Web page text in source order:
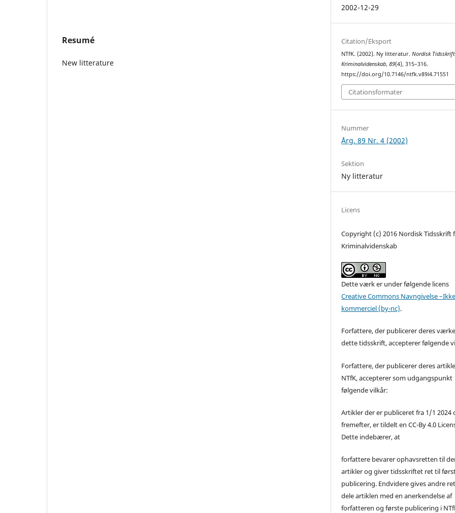
Resumé
New litterature
2002-12-29
Citation/Eksport
NTfK. (2002). Ny litteratur.Nordisk
Kriminalvidenskab,89(4), 315–316.
https://doi.org/10.7146/ntfk.v89i4.71551
Citationsformater
Nummer
Årg. 89 Nr. 4 (2002)
Sektion
Ny litteratur
Licens
Copyright (c) 2016 Nordisk Tidsskrift
Kriminalvidenskab
Dette værk er under følgende licens
Creative Commons Navngivelse
kommerciel (by-nc).
Forfattere, der publicerer deres
dette tidsskrift, accepterer følgende
Forfattere, der publicerer deres
NTfK, accepterer som udgangspunkt
følgende vilkår:
Artikler der er publiceret fra 1/1 2024
fremefter, er tildelt en CC-By 4.0
Dette indebærer, at
forfattere bevarer ophavsretten til
artikler og giver tidsskriftet ret til
publicering. Endvidere gives andre
dele artiklen med en anerkendelse af
forfatteren og første publicering i